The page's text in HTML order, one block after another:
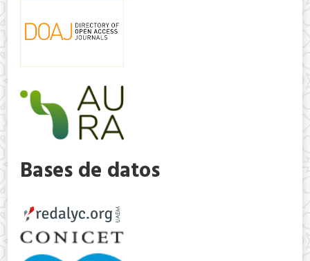
Bases de datos